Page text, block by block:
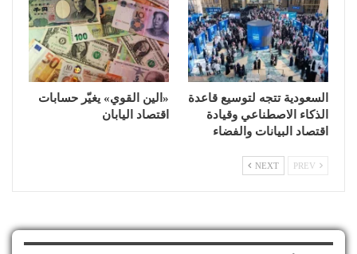
السعودية تتجه لتوسيع قاعدة
الذكاء الاصطناعي وقيادة
اقتصاد البيانات والفضاء
«الين القوي» يغيّر حسابات
اقتصاد اليابان
NEXT